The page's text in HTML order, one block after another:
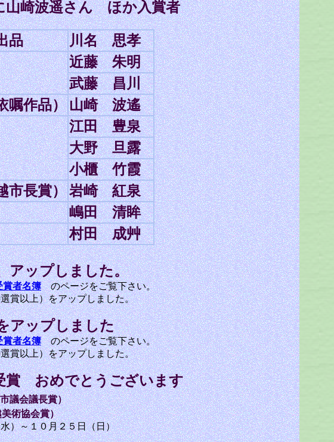
崎波遥さん ほか入賞者
品
川名 思孝
近藤 朱明
武藤 昌川
嘱作品）山崎 波遙
江田 豊泉
大野 旦露
小櫃 竹霞
市長賞）岩崎 紅泉
嶋田 清眸
村田 成艸
アップしました。
賞者名簿のページをご覧下さい。
）をアップしました。
アップしました
賞者名簿のページをご覧下さい。
）をアップしました。
賞 おめでとうございます
議会議長賞）
術協会賞）
～１０月２５日（日）